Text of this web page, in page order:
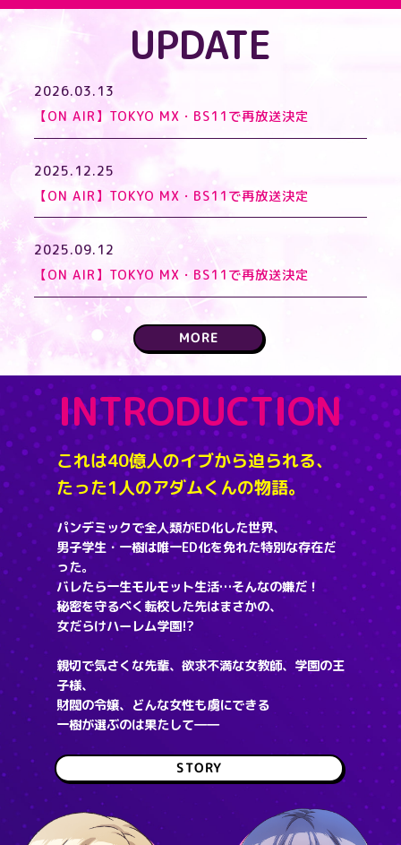
UPDATE
2026.03.13
【ON AIR】TOKYO MX・BS11で再放送決定
2025.12.25
【ON AIR】TOKYO MX・BS11で再放送決定
2025.09.12
【ON AIR】TOKYO MX・BS11で再放送決定
MORE
INTRODUCTION
これは40億人のイブから迫られる、
たった1人のアダムくんの物語。
パンデミックで全人類がED化した世界、
男子学生・一樹は唯一ED化を免れた特別な存在だ
った。
バレたら一生モルモット生活…そんなの嫌だ！
秘密を守るべく転校した先はまさかの、
女だらけハーレム学園!?
親切で気さくな先輩、欲求不満な女教師、学園の王
子様、
財閥の令嬢、どんな女性も虜にできる
一樹が選ぶのは果たして――
STORY